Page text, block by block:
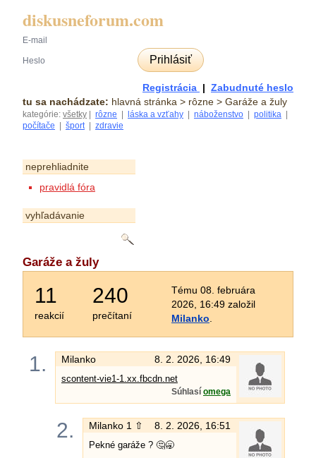
diskusneforum.com
Prihlásiť
Registrácia | Zabudnuté heslo
tu sa nachádzate: hlavná stránka > rôzne > Garáže a žuly
kategórie: všetky rôzne láska a vzťahy náboženstvo politika
počítače
šport| zdravie
neprehliadnite
pravidlá fóra
vyhľadávanie
Garáže a žuly
11
reakcií
240
prečítaní
Tému 08. februára
2026, 16:49 založil
Milanko
1. Milanko 8. 2. 2026, 16:49
scontent-vie1-1.xx.fbcdn.net
Súhlasí omega
2. Milanko 1 ⇧ 8. 2. 2026, 16:51
Pekné garáže ? 🤔🥱